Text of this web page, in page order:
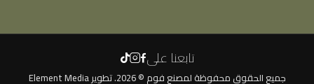
تابعنا على
جميع الحقوق محفوظة لمصنع فوم © 2026. تطوير Element Media